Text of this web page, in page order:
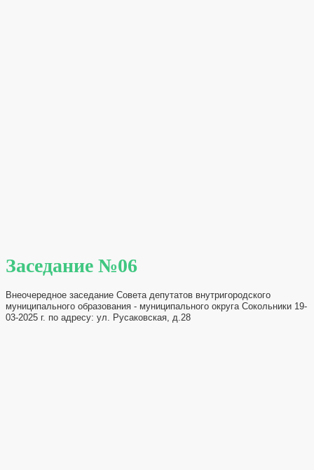
Заседание №06
Внеочередное заседание Совета депутатов внутригородского
муниципального образования - муниципального округа Сокольники 19-
03-2025 г. по адресу: ул. Русаковская, д.28